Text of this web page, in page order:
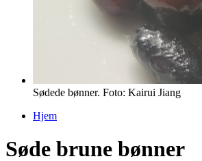
Sødede bønner. Foto: Kairui Jiang
Hjem
Søde brune bønner